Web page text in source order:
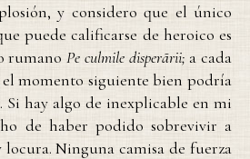
y considero que el único
puede calificarse de heroico es
rumanoPe culmile disperãrii; a cada
momento siguiente bien podría
Si hay algo de inexplicable en mi
de haber podido sobrevivir a
locura. Ninguna camisa de fuerza